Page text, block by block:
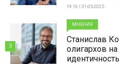
19:16 | 31-05-2025
МНЕНИЯ
Станислав
олигархов
идентичность
3